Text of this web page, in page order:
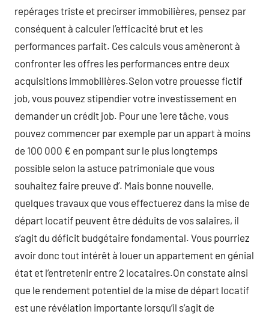
repérages triste et precirser immobilières, pensez par
conséquent à calculer l’efficacité brut et les
performances parfait. Ces calculs vous amèneront à
confronter les offres les performances entre deux
acquisitions immobilières.Selon votre prouesse fictif
job, vous pouvez stipendier votre investissement en
demander un crédit job. Pour une 1ere tâche, vous
pouvez commencer par exemple par un appart à moins
de 100 000 € en pompant sur le plus longtemps
possible selon la astuce patrimoniale que vous
souhaitez faire preuve d’. Mais bonne nouvelle,
quelques travaux que vous effectuerez dans la mise de
départ locatif peuvent être déduits de vos salaires, il
s’agit du déficit budgétaire fondamental. Vous pourriez
avoir donc tout intérêt à louer un appartement en génial
état et l’entretenir entre 2 locataires.On constate ainsi
que le rendement potentiel de la mise de départ locatif
est une révélation importante lorsqu’il s’agit de